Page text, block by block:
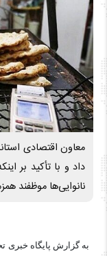
معاون اقتصادی
داد و با تأکید بر
نانوایی‌ها موظفند
به گزارش پایگاه خبری